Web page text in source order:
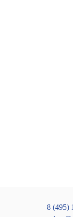
8 (495)